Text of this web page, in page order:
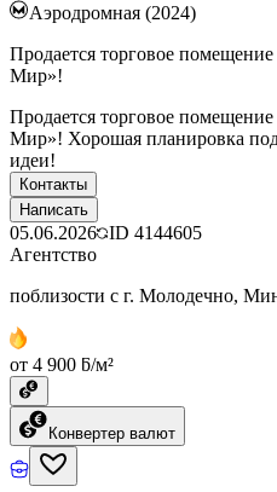
Аэродромная (2024)
Продается торговое
Мир»!
Продается торговое
Мир»! Хорошая планировка
идеи!
Контакты
Написать
05.06.2026 ID 4144605
Агентство
поблизости с г. Молодечно,
от 4 900 ƃ/м²
Конвертер валют